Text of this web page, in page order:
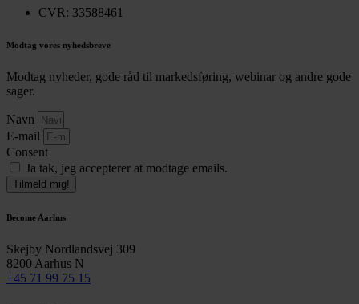
CVR: 33588461
Modtag vores nyhedsbreve
Modtag nyheder, gode råd til markedsføring, webinar og andre gode
sager.
Navn
E-mail
Consent
Ja tak, jeg accepterer at modtage emails.
Tilmeld mig!
Become Aarhus
Skejby Nordlandsvej 309
8200 Aarhus N
+45 71 99 75 15